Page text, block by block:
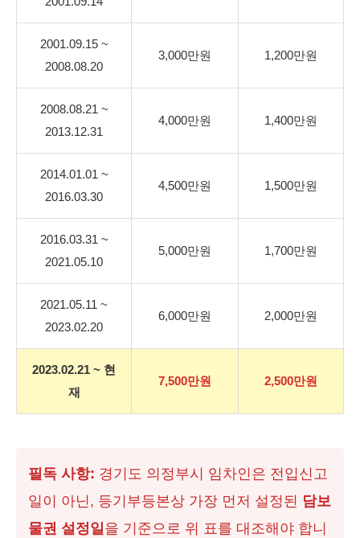
2001.09.15 ~
2008.08.20
3,000만원 1,200만원
2008.08.21 ~
2013.12.31
4,000만원 1,400만원
2014.01.01 ~
2016.03.30
4,500만원 1,500만원
2016.03.31 ~
2021.05.10
5,000만원 1,700만원
2021.05.11 ~
2023.02.20
6,000만원 2,000만원
2023.02.21 ~ 현
재
7,500만원 2,500만원
필독 사항: 경기도 의정부시 임차인은 전입신고
일이 아닌, 등기부등본상 가장 먼저 설정된 담보
물권 설정일을 기준으로 위 표를 대조해야 합니